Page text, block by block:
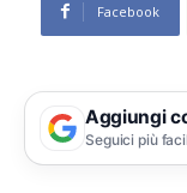
Facebook
Aggiungi
Seguici più